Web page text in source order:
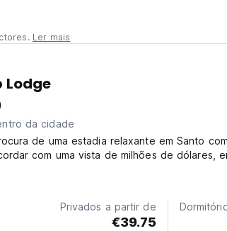
Ler mais
Lodge
da cidade
de uma estadia relaxante em Santo
com uma vista de milhões de dólares,
Segond.
Privados a partir de
€39.75